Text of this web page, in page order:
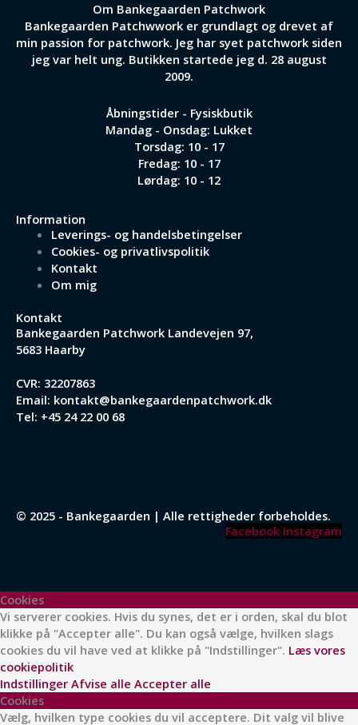
Om Bankegaarden Patchwork
Bankegaarden Patchwwork er grundlagt og drevet af
min passion for patchwork. Jeg har syet patchwork siden
jeg var helt ung. Butikken startede jeg d. 28 august
2009.
Åbningstider - Fysiskbutik
Mandag - Onsdag: Lukket
Torsdag: 10 - 17
Fredag: 10 - 17
Lørdag: 10 - 12
Information
Leverings- og handelsbetingelser
Cookies- og privatlivspolitik
Kontakt
Om mig
Kontakt
Bankegaarden Patchwork Landevejen 97,
5683 Haarby
CVR: 32207863
Email: kontakt@bankegaardenpatchwork.dk
Tel: +45 24 22 00 68
© 2025 - Bankegaarden | Alle rettigheder forbeholdes.
Facebook Instagram
Cookies
Vi serverer cookies. Hvis du synes, det er i orden, skal du blot
klikke på "Accepter alle". Du kan også vælge, hvilken slags
cookies du vil have ved at klikke på "Indstillinger". Læs vores
cookiepolitik
Indstillinger Afvise alle Accepter alle
Cookies
Vælg, hvilken type cookies du vil acceptere. Dit valg vil blive